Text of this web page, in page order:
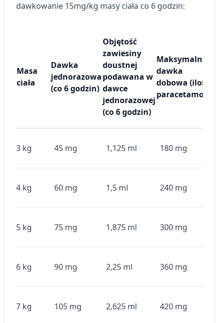
dawkowanie 15mg/kg masy ciała co 6 godzin:
Masa
ciała
Dawka
jednorazowa
(co 6 godzin)
Objętość
zawiesiny
doustnej
podawana w
dawce
jednorazowej
(co 6 godzin)
Maksymalna
dawka
dobowa (ilość
paracetamolu)
3 kg 45 mg 1,125 ml 180 mg
4 kg 60 mg 1,5 ml 240 mg
5 kg 75 mg 1,875 ml 300 mg
6 kg 90 mg 2,25 ml 360 mg
7 kg 105 mg 2,625 ml 420 mg